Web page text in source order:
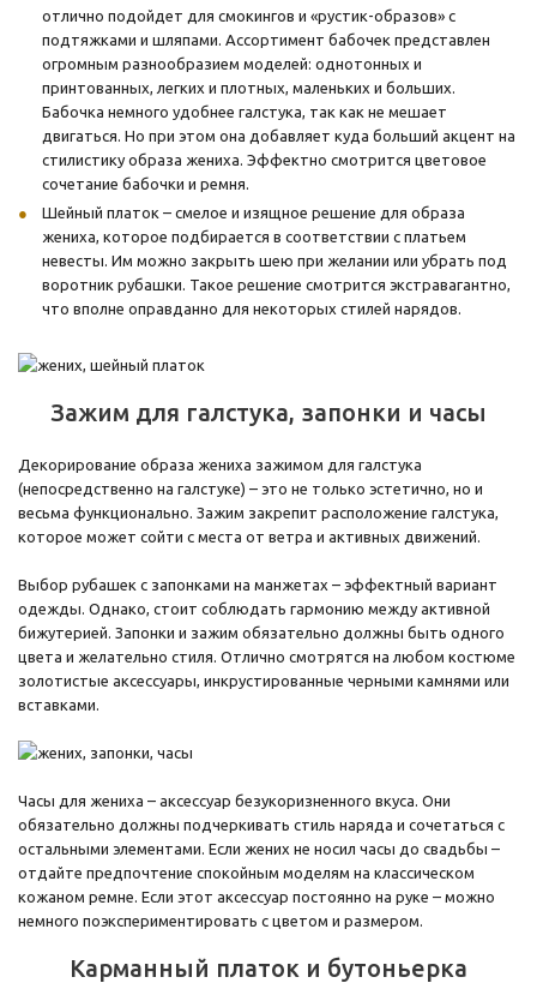
отлично подойдет для смокингов и «рустик-образов» с
подтяжками и шляпами. Ассортимент бабочек представлен
огромным разнообразием моделей: однотонных и
принтованных, легких и плотных, маленьких и больших.
Бабочка немного удобнее галстука, так как не мешает
двигаться. Но при этом она добавляет куда больший акцент на
стилистику образа жениха. Эффектно смотрится цветовое
сочетание бабочки и ремня.
Шейный платок – смелое и изящное решение для образа
жениха, которое подбирается в соответствии с платьем
невесты. Им можно закрыть шею при желании или убрать под
воротник рубашки. Такое решение смотрится экстравагантно,
что вполне оправданно для некоторых стилей нарядов.
Зажим для галстука, запонки и часы
Декорирование образа жениха зажимом для галстука
(непосредственно на галстуке) – это не только эстетично, но и
весьма функционально. Зажим закрепит расположение галстука,
которое может сойти с места от ветра и активных движений.
Выбор рубашек с запонками на манжетах – эффектный вариант
одежды. Однако, стоит соблюдать гармонию между активной
бижутерией. Запонки и зажим обязательно должны быть одного
цвета и желательно стиля. Отлично смотрятся на любом костюме
золотистые аксессуары, инкрустированные черными камнями или
вставками.
Часы для жениха – аксессуар безукоризненного вкуса. Они
обязательно должны подчеркивать стиль наряда и сочетаться с
остальными элементами. Если жених не носил часы до свадьбы –
отдайте предпочтение спокойным моделям на классическом
кожаном ремне. Если этот аксессуар постоянно на руке – можно
немного поэкспериментировать с цветом и размером.
Карманный платок и бутоньерка